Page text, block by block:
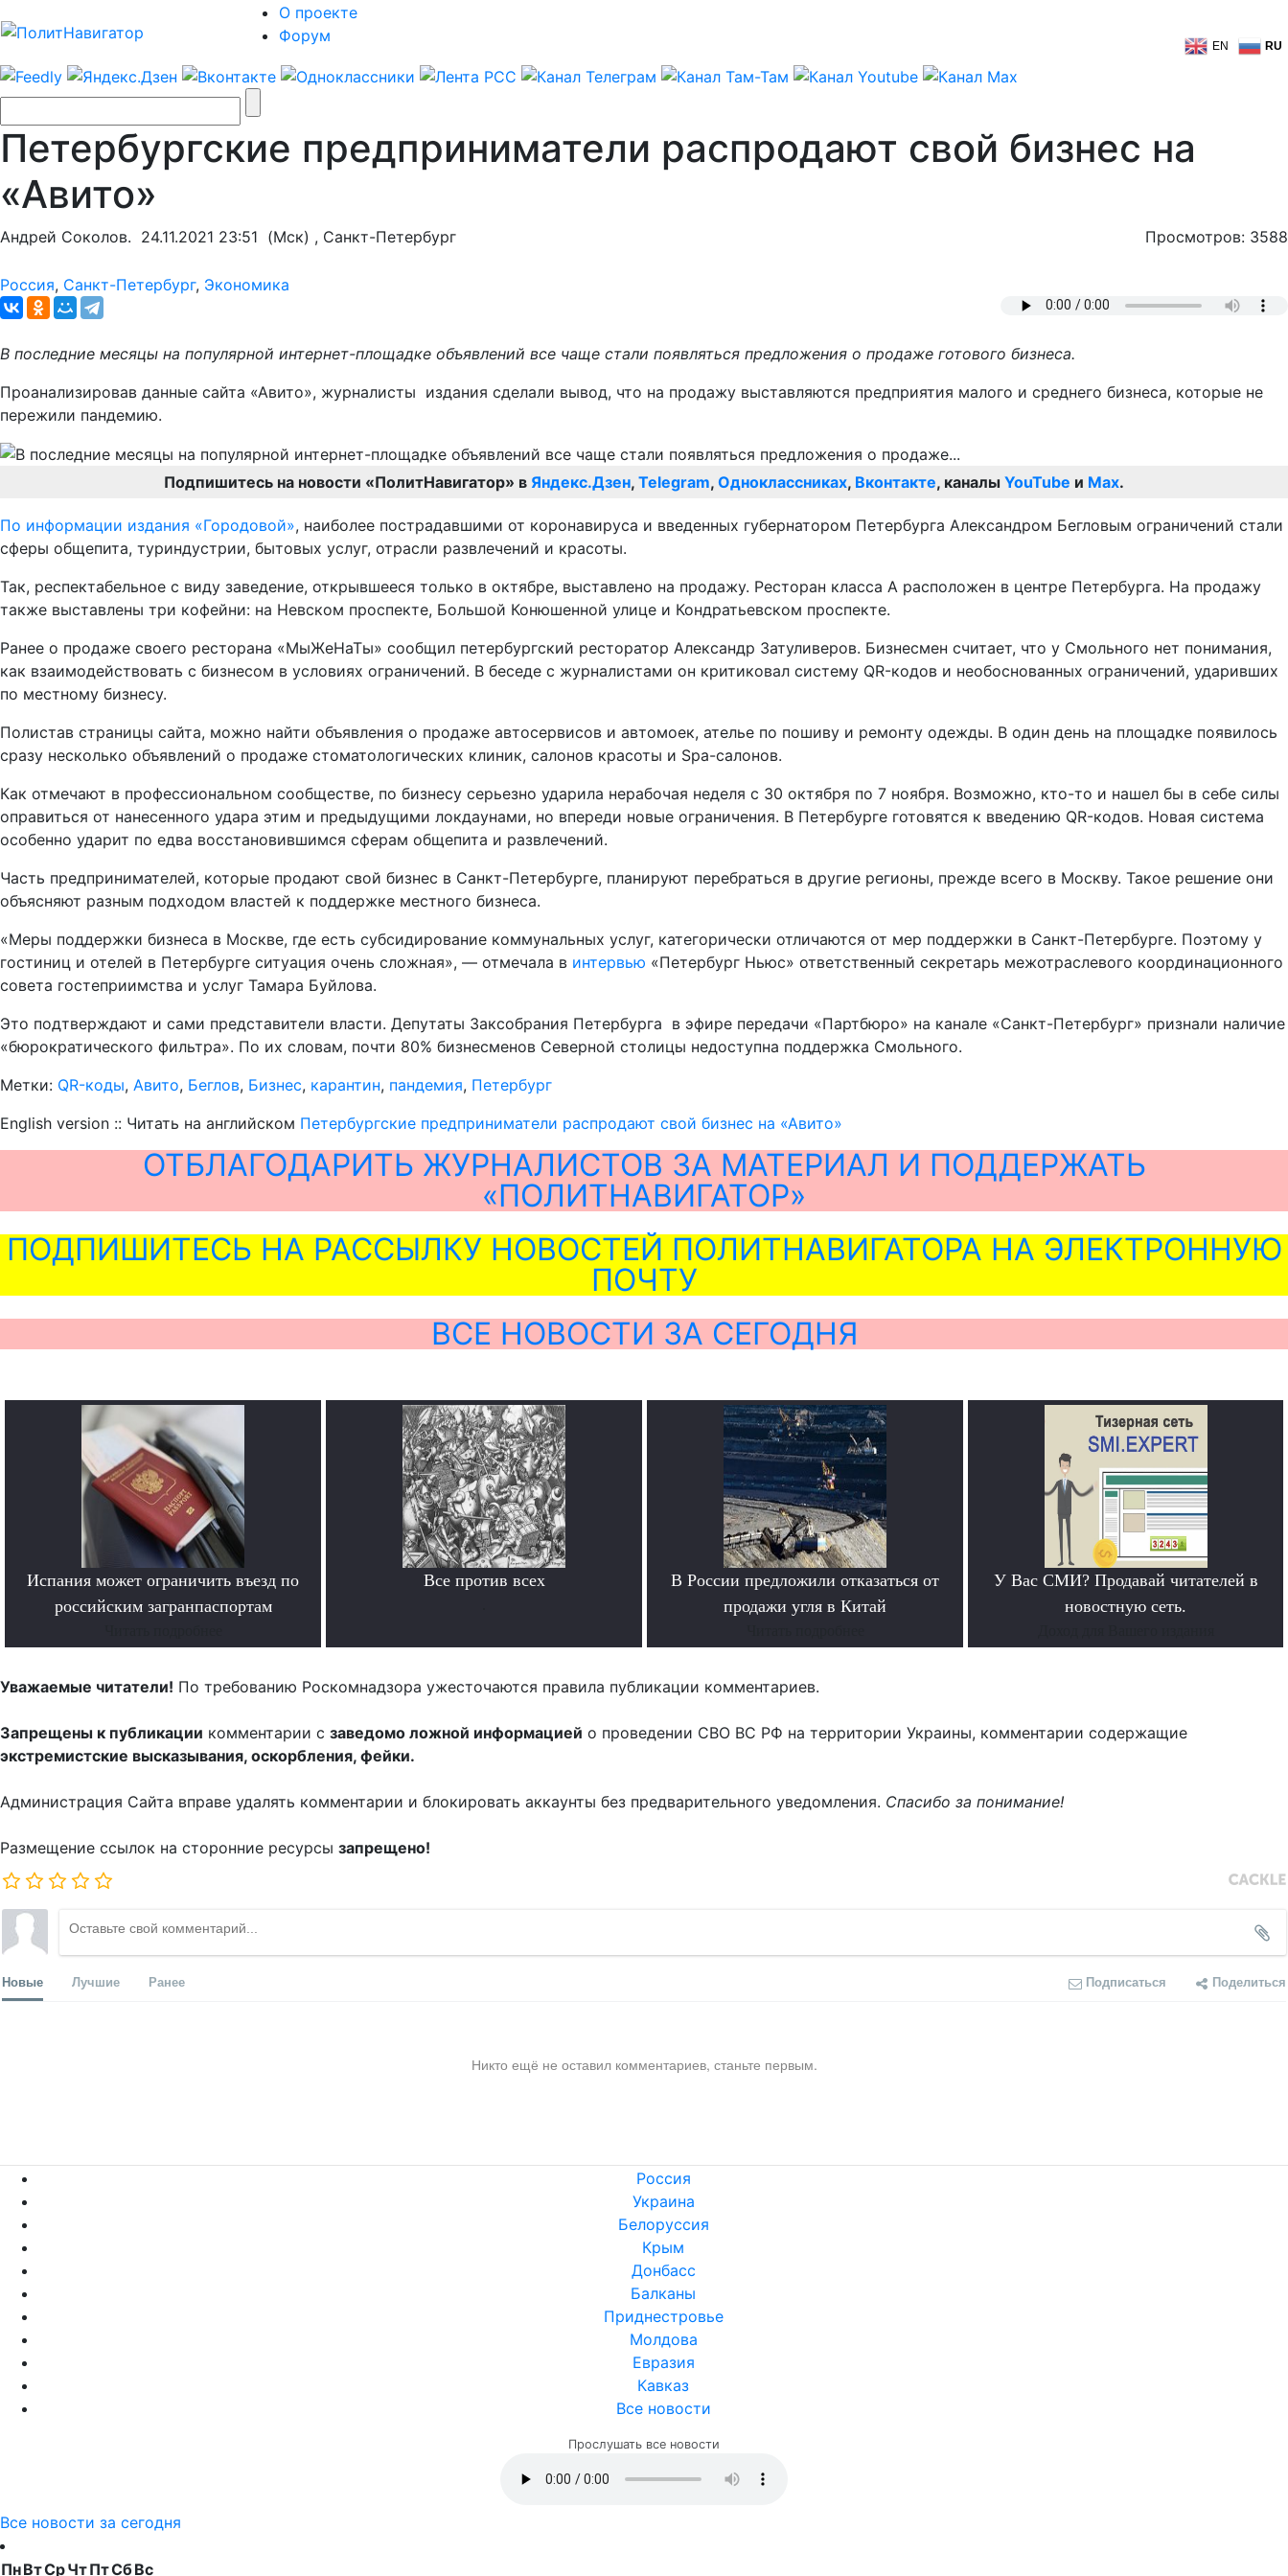
О проекте
Форум
EN RU
Петербургские предприниматели распродают свой бизнес на
«Авито»
Андрей Соколов. 24.11.2021 23:51 (Мск) , Санкт-Петербург Просмотров: 3588
Россия, Санкт-Петербург, Экономика
В последние месяцы на популярной интернет-площадке объявлений все чаще стали появляться предложения о продаже готового бизнеса.
Проанализировав данные сайта «Авито», журналисты издания сделали вывод, что на продажу выставляются предприятия малого и среднего бизнеса, которые не
пережили пандемию.
Подпишитесь на новости «ПолитНавигатор» в Яндекс.Дзен, Telegram, Одноклассниках, Вконтакте, каналы YouTube и Max.
По информации издания «Городовой», наиболее пострадавшими от коронавируса и введенных губернатором Петербурга Александром Бегловым ограничений стали
сферы общепита, туриндустрии, бытовых услуг, отрасли развлечений и красоты.
Так, респектабельное с виду заведение, открывшееся только в октябре, выставлено на продажу. Ресторан класса А расположен в центре Петербурга. На продажу
также выставлены три кофейни: на Невском проспекте, Большой Конюшенной улице и Кондратьевском проспекте.
Ранее о продаже своего ресторана «МыЖеНаТы» сообщил петербургский ресторатор Александр Затуливеров. Бизнесмен считает, что у Смольного нет понимания,
как взаимодействовать с бизнесом в условиях ограничений. В беседе с журналистами он критиковал систему QR-кодов и необоснованных ограничений, ударивших
по местному бизнесу.
Полистав страницы сайта, можно найти объявления о продаже автосервисов и автомоек, ателье по пошиву и ремонту одежды. В один день на площадке появилось
сразу несколько объявлений о продаже стоматологических клиник, салонов красоты и Spa-салонов.
Как отмечают в профессиональном сообществе, по бизнесу серьезно ударила нерабочая неделя с 30 октября по 7 ноября. Возможно, кто-то и нашел бы в себе силы
оправиться от нанесенного удара этим и предыдущими локдаунами, но впереди новые ограничения. В Петербурге готовятся к введению QR-кодов. Новая система
особенно ударит по едва восстановившимся сферам общепита и развлечений.
Часть предпринимателей, которые продают свой бизнес в Санкт-Петербурге, планируют перебраться в другие регионы, прежде всего в Москву. Такое решение они
объясняют разным подходом властей к поддержке местного бизнеса.
«Меры поддержки бизнеса в Москве, где есть субсидирование коммунальных услуг, категорически отличаются от мер поддержки в Санкт-Петербурге. Поэтому у
гостиниц и отелей в Петербурге ситуация очень сложная», — отмечала в интервью «Петербург Ньюс» ответственный секретарь межотраслевого координационного
совета гостеприимства и услуг Тамара Буйлова.
Это подтверждают и сами представители власти. Депутаты Заксобрания Петербурга в эфире передачи «Партбюро» на канале «Санкт-Петербург» признали наличие
«бюрократического фильтра». По их словам, почти 80% бизнесменов Северной столицы недоступна поддержка Смольного.
Метки: QR-коды, Авито, Беглов, Бизнес, карантин, пандемия, Петербург
English version :: Читать на английском Петербургские предприниматели распродают свой бизнес на «Авито»
ОТБЛАГОДАРИТЬ ЖУРНАЛИСТОВ ЗА МАТЕРИАЛ И ПОДДЕРЖАТЬ
«ПОЛИТНАВИГАТОР»
ПОДПИШИТЕСЬ НА РАССЫЛКУ НОВОСТЕЙ ПОЛИТНАВИГАТОРА НА ЭЛЕКТРОННУЮ
ПОЧТУ
ВСЕ НОВОСТИ ЗА СЕГОДНЯ
Испания может ограничить въезд по
российским загранпаспортам
Все против всех
В России предложили отказаться от
продажи угля в Китай
У Вас СМИ? Продавай читателей в
новостную сеть.
Уважаемые читатели! По требованию Роскомнадзора ужесточаются правила публикации комментариев.
Запрещены к публикации комментарии с заведомо ложной информацией о проведении СВО ВС РФ на территории Украины, комментарии содержащие
экстремистские высказывания, оскорбления, фейки.
Администрация Сайта вправе удалять комментарии и блокировать аккаунты без предварительного уведомления. Спасибо за понимание!
Размещение ссылок на сторонние ресурсы запрещено!
Новые Лучшие Ранее Подписаться Поделиться
Никто ещё не оставил комментариев, станьте первым.
Россия
Украина
Белоруссия
Крым
Донбасс
Балканы
Приднестровье
Молдова
Евразия
Кавказ
Все новости
Прослушать все новости
Все новости за сегодня
ПнВтСрЧтПтСбВс